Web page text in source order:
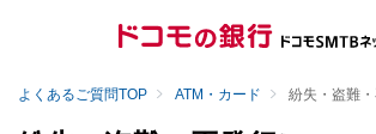
よくあるご質問TOP ATM・カード 紛失・盗難